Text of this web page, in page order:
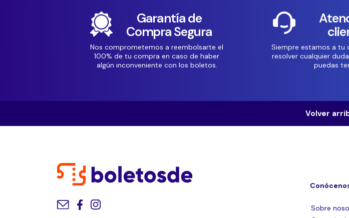
Garantía de
Compra Segura
Nos comprometemos a reembolsarte el
100% de tu compra en caso de haber
algún inconveniente con los boletos.
Siempre estamos a tu
resolver cualquier
puedas
Volver
Sobre